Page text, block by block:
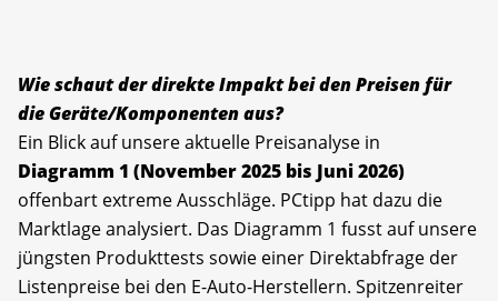
Wie schaut der direkte Impakt bei den Preisen für
die Geräte/Komponenten aus?
Ein Blick auf unsere aktuelle Preisanalyse in
Diagramm 1 (November 2025 bis Juni 2026)
offenbart extreme Ausschläge. PCtipp hat dazu die
Marktlage analysiert. Das Diagramm 1 fusst aufunsere
jüngsten Produkttests sowie einer Direktabfrage der
Listenpreise bei den E-Auto-Herstellern. Spitzenreiter